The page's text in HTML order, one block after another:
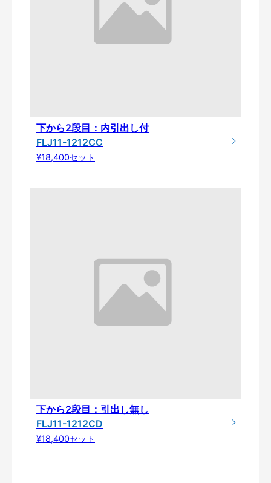
下から2段目：内引出し付
FLJ11-1212CC
¥18,400セット
下から2段目：引出し無し
FLJ11-1212CD
¥18,400セット